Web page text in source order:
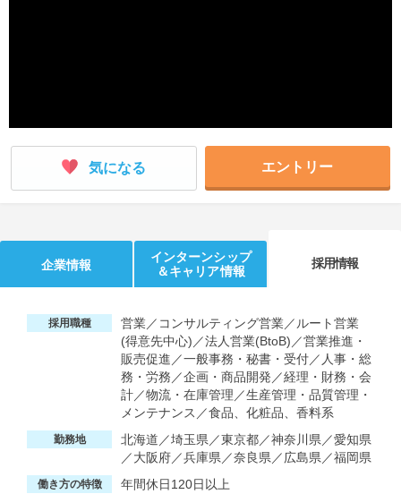
気になる エントリー
企業情報
インターンシップ
＆キャリア情報
採用情報
採用職種
営業／コンサルティング営業／ルート営業
(得意先中心)／法人営業(BtoB)／営業推進・
販売促進／一般事務・秘書・受付／人事・総
務・労務／企画・商品開発／経理・財務・会
計／物流・在庫管理／生産管理・品質管理・
メンテナンス／食品、化粧品、香料系
勤務地
北海道／埼玉県／東京都／神奈川県／愛知県
／大阪府／兵庫県／奈良県／広島県／福岡県
働き方の特徴 年間休日120日以上